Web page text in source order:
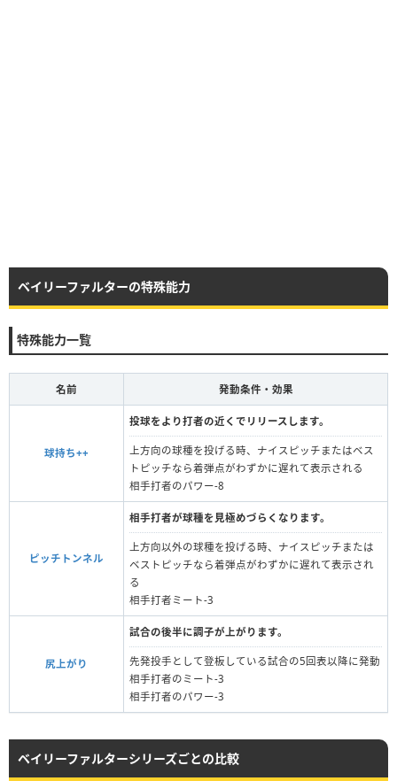
ベイリーファルターの特殊能力
特殊能力一覧
名前 発動条件・効果
球持ち++
投球をより打者の近くでリリースします。
上方向の球種を投げる時、ナイスピッチまたはベス
トピッチなら着弾点がわずかに遅れて表示される
相手打者のパワー-8
ピッチトンネル
相手打者が球種を見極めづらくなります。
上方向以外の球種を投げる時、ナイスピッチまたは
ベストピッチなら着弾点がわずかに遅れて表示され
る
相手打者ミート-3
尻上がり
試合の後半に調子が上がります。
先発投手として登板している試合の5回表以降に発動
相手打者のミート-3
相手打者のパワー-3
ベイリーファルターシリーズごとの比較